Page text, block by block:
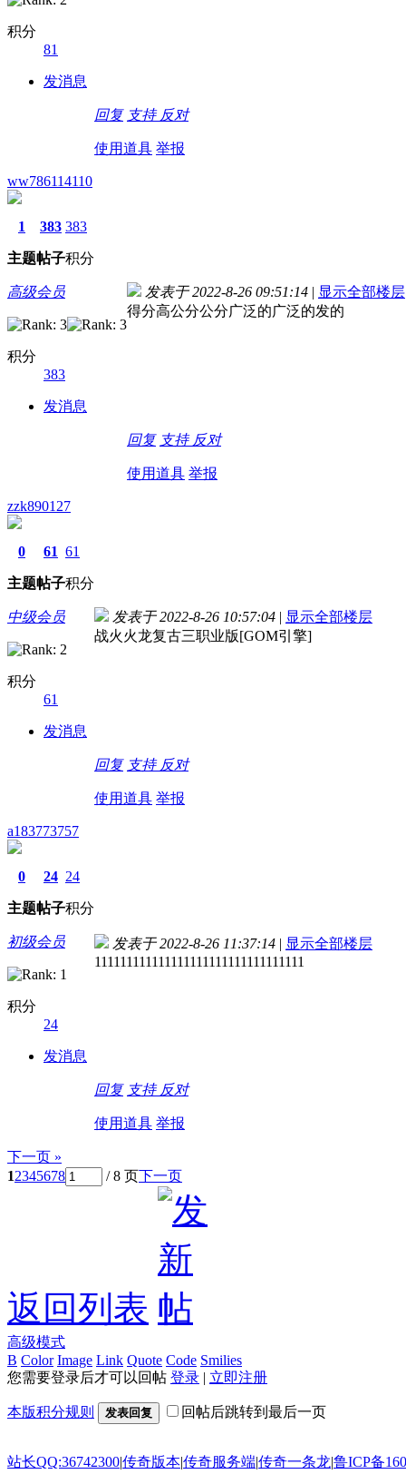
积分
81
发消息
回复 支持 反对
使用道具 举报
ww786114110
1
主题
383
帖子
383
积分
高级会员
积分
383
发消息
发表于 2022-8-26 09:51:14 | 显示全部楼层
得分高公分公分广泛的广泛的发的
回复 支持 反对
使用道具 举报
zzk890127
0
主题
61
帖子
61
积分
中级会员
积分
61
发消息
发表于 2022-8-26 10:57:04 | 显示全部楼层
战火火龙复古三职业版[GOM引擎]
回复 支持 反对
使用道具 举报
a183773757
0
主题
24
帖子
24
积分
初级会员
积分
24
发消息
发表于 2022-8-26 11:37:14 | 显示全部楼层
111111111111111111111111111111111
回复 支持 反对
使用道具 举报
下一页 »
12345678 / 8 页下一页
返回列表
高级模式
B Color Image Link Quote Code Smilies
您需要登录后才可以回帖 登录 | 立即注册
本版积分规则 发表回复 回帖后跳转到最后一页
站长QQ:36742300|传奇版本|传奇服务端|传奇一条龙|鲁ICP备